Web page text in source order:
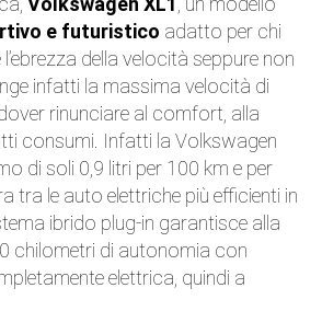
e futuristico adatto per chi
della velocità seppure non
infatti la massima velocità di
rinunciare al comfort, alla
consumi. Infatti la Volkswagen
di soli 0,9 litri per 100 km e per
tra le auto elettriche più efficienti in
ibrido plug-in garantisce alla
chilometri di autonomia con
elettrica, quindi a